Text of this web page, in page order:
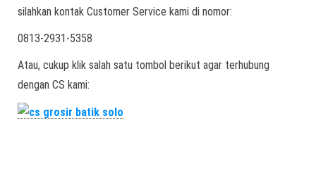
silahkan kontak Customer Service kami di nomor:
0813-2931-5358
Atau, cukup klik salah satu tombol berikut agar terhubung
dengan CS kami: